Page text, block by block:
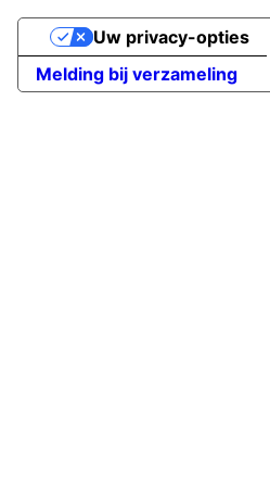
Melding bij verzameling
Uw privacy-opties